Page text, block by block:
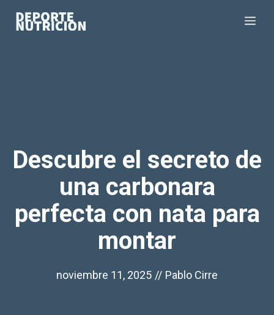
Descubre el secreto de
una carbonara
perfecta con nata para
montar
noviembre 11, 2025 // Pablo Cirre